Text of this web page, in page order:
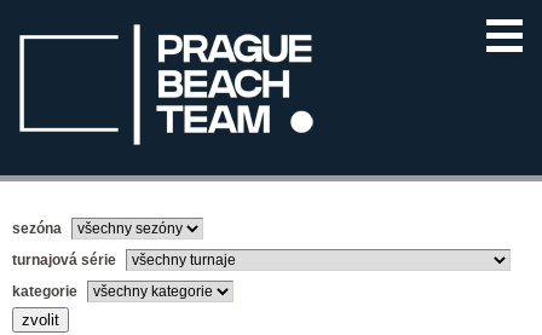
sezóna
turnajová série
kategorie